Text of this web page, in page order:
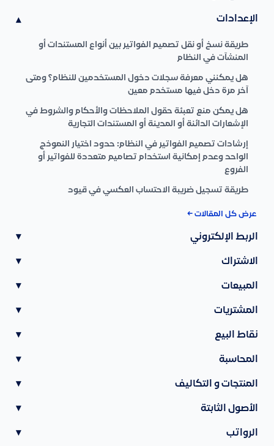
الإعدادات ▾
طريقة نسخ أو نقل تصميم الفواتير بين أنواع المستندات أو
المنشآت في النظام
هل يمكنني معرفة سجلات دخول المستخدمين للنظام؟ ومتى
آخر مرة دخل فيها مستخدم معين
هل يمكن منع تعبئة حقول الملاحظات والأحكام والشروط في
الإشعارات الدائنة أو المدينة أو المستندات التجارية
إرشادات تصميم الفواتير في النظام: حدود اختيار النموذج
الواحد وعدم إمكانية استخدام تصاميم متعددة للفواتير أو
الفروع
طريقة تسجيل ضريبة الاحتساب العكسي في قيود
عرض كل المقالات ←
الربط الإلكتروني ▾
الاشتراك ▾
المبيعات ▾
المشتريات ▾
نقاط البيع ▾
المحاسبة ▾
المنتجات و التكاليف ▾
الأصول الثابتة ▾
الرواتب ▾